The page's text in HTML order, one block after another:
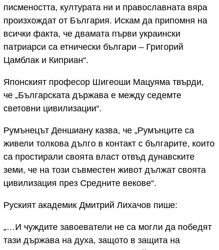
писмеността, културата ни и православната вяра
произхождат от България. Искам да припомня на
всички факта, че двамата първи украински
патриарси са етнически българи – Григорий
Цамблак и Киприан“.
Японският професор Шигеоши Мацуяма твърди,
че „Българската държава е между седемте
световни цивилизации“.
Румънецът Деншиану казва, че „Румънците са
живели толкова дълго в контакт с българите, които
са простирали своята власт отвъд дунавските
земи, че на този съвместен живот дължат своята
цивилизация през Средните векове“.
Руският академик Дмитрий Лихачов пише:
„…И чуждите завоеватели не са могли да победят
тази държава на духа, защото в защита на